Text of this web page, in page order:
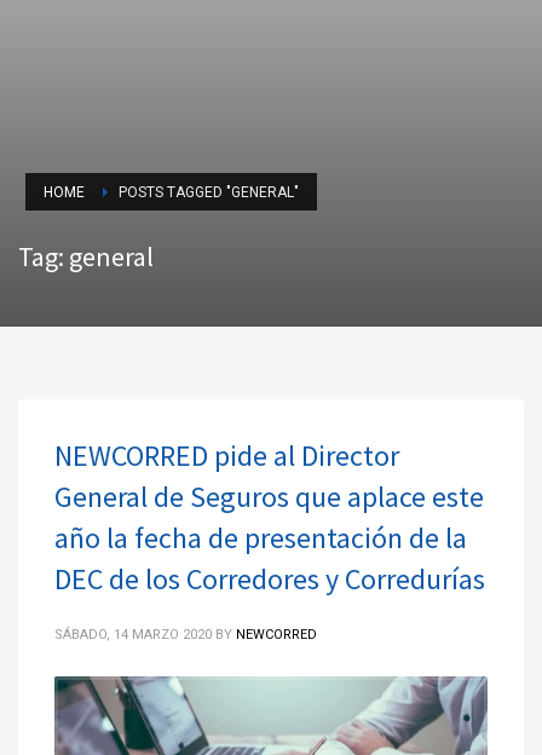
HOME POSTS TAGGED "GENERAL"
Tag: general
NEWCORRED pide al Director
General de Seguros que aplace este
año la fecha de presentación de la
DEC de los Corredores y Corredurías
SÁBADO, 14 MARZO 2020 BY NEWCORRED